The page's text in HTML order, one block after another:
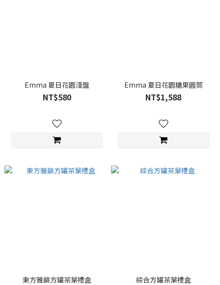
Emma 夏日花園淺盤
NT$580
Emma 夏日花園糖果圓筒
NT$1,588
東方雅韻方罐茶葉禮盒 綜合方罐茶葉禮盒